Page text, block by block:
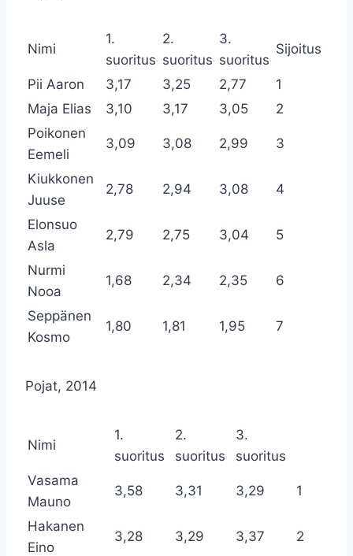
Nimi
1.
suoritus
2.
suoritus
3.
suoritus
Sijoitus
Pii Aaron 3,17 3,25 2,77
1
Maja Elias
3,10 3,17 3,05
2
Poikonen
Eemeli
3,09 3,08 2,99 3
Kiukkonen
Juuse
2,78 2,94 3,08 4
Elonsuo
Asla
2,79 2,75 3,04 5
Nurmi
Nooa
1,68 2,34 2,35 6
Seppänen
Kosmo
1,80 1,81 1,95 7
Pojat, 2014
Nimi
1.
suoritus
2.
suoritus
3.
suoritus
Vasama
Mauno
3,58 3,31 3,29 1
Hakanen
Eino
3,28 3,29 3,37 2